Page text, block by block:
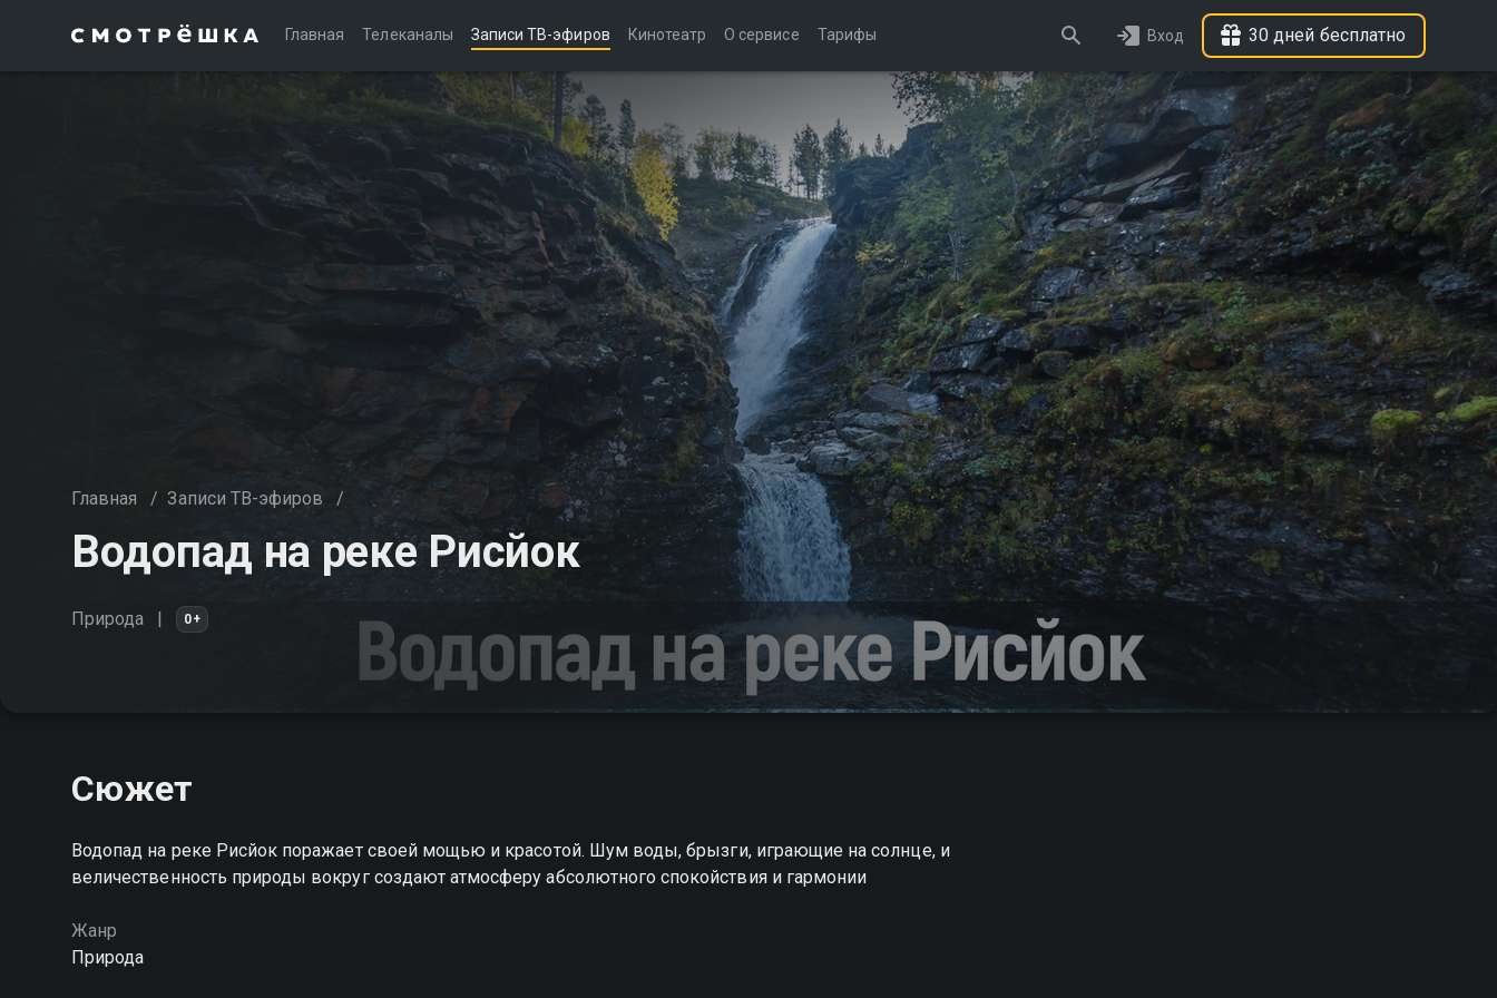
Главная Телеканалы Записи ТВ-эфиров Кинотеатр О сервисе Тарифы Вход 30 дней бесплатно
Главная / Записи ТВ-эфиров /
Водопад на реке Рисйок
Природа 0+
Сюжет
Водопад на реке Рисйок поражает своей мощью и красотой. Шум воды, брызги, играющие на солнце, и
величественность природы вокруг создают атмосферу абсолютного спокойствия и гармонии
Жанр
Природа